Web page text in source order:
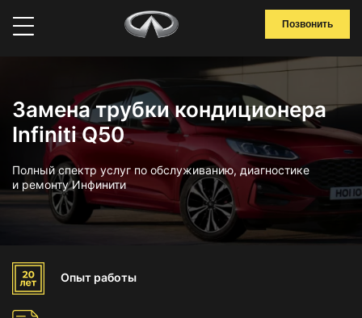
Позвонить
Замена трубки кондиционера
Infiniti Q50
Полный спектр услуг по обслуживанию, диагностике
и ремонту Инфинити
Опыт работы